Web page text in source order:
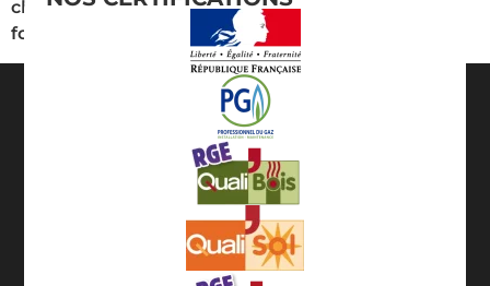
chaudières à condensation. Le principe de
fonctionnement : Le bois est chargé […]